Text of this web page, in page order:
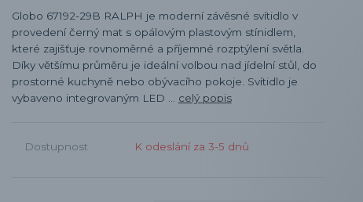
Globo 67192-29B RALPH je moderní závěsné svítidlo v
provedení černý mat s opálovým plastovým stínidlem,
které zajišťuje rovnoměrné a příjemné rozptýlení světla.
Díky většímu průměru je ideální volbou nad jídelní stůl, do
prostorné kuchyně nebo obývacího pokoje. Svítidlo je
vybaveno integrovaným LED ... celý popis
Dostupnost K odeslání za 3-5 dnů